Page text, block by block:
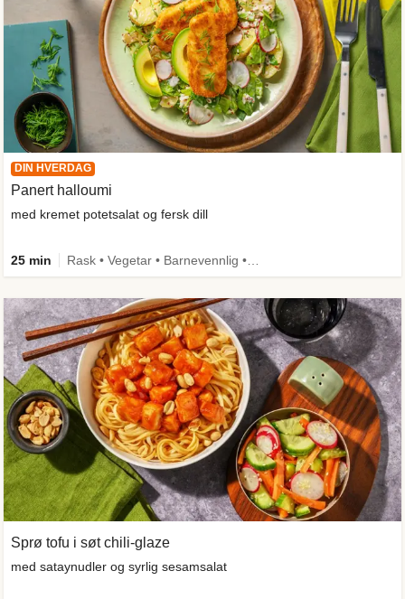
DIN HVERDAG
Panert halloumi
med kremet potetsalat og fersk dill
25 min
Sprø tofu i søt chili-glaze
med sataynudler og syrlig sesamsalat